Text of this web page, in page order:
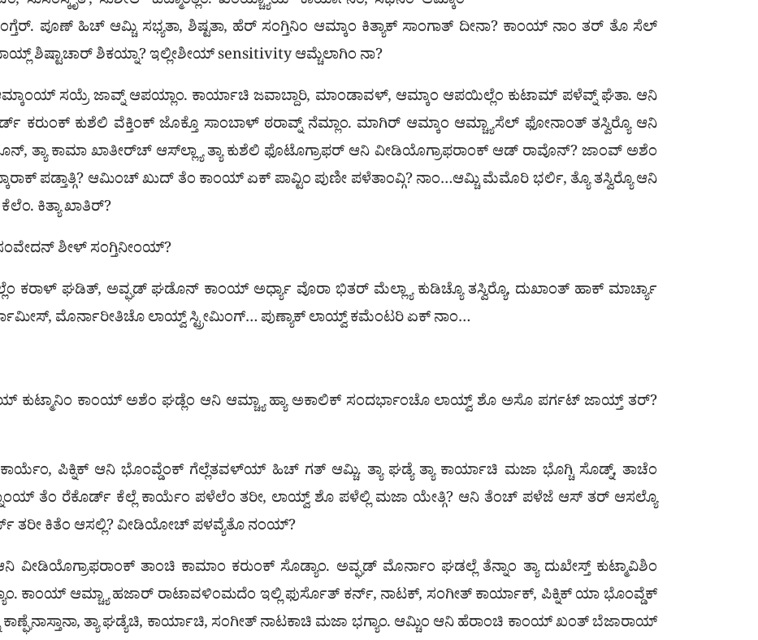
ಪೂಣ್ ಹಿಚ್ ಆಮ್ಚಿ ಸಭ್ಯತಾ, ಶಿಷ್ಟತಾ, ಹೆರ್ ಸಂಗ್ತಿನಿಂ ಆಮ್ಕಾಂ ಕಿತ್ಯಾಕ್ ಸಾಂಗಾತ್ ದೀನಾ? ಕಾಂಯ್ ನಾಂ ತರ್ ತೊ ಸೆಲ್
ಶಿಷ್ಟಾಚಾರ್ ಶಿಕಯ್ನಾ? ಇಲ್ಲೀಶೀಯ್ sensitivity ಆಮ್ಚೆಲಾಗಿಂ ನಾ?
ಸಯ್ರೆ ಜಾವ್ನ್ ಆಪಯ್ಲಾಂ. ಕಾರ್ಯಾಚಿ ಜವಾಬ್ದಾರಿ, ಮಾಂಡಾವಳ್, ಆಮ್ಕಾಂ ಆಪಯಿಲ್ಲೆಂ ಕುಟಾಮ್ ಪಳೆವ್ನ್ ಘೆತಾ. ಆನಿ
ಕರುಂಕ್ ಕುಶೆಲಿ ವೆಕ್ತಿಂಕ್ ಜೊಕ್ತೊ ಸಾಂಬಾಳ್ ಠರಾವ್ನ್ ನೆಮ್ಲಾಂ. ಮಾಗಿರ್ ಆಮ್ಕಾಂ ಆಮ್ಚ್ಯಾಸೆಲ್ ಫೋನಾಂತ್ ತಸ್ವಿರ‍್ಯೊ ಆನಿ
ಕಾಮಾ ಖಾತೀರ‍್‌ಚ್ ಆಸ್‌ಲ್ಲ್ಯಾ ತ್ಯಾ ಕುಶೆಲಿ ಫೊಟೊಗ್ರಾಫರ್ ಆನಿ ವೀಡಿಯೊಗ್ರಾಫರಾಂಕ್ ಆಡ್ ರಾವೊನ್? ಜಾಂವ್ ಅಶೆಂ
ಪಡ್ತಾತ್ಗಿ? ಆಮಿಂಚ್ ಖುದ್ ತೆಂ ಕಾಂಯ್ ಏಕ್ ಪಾವ್ಟಿಂ ಪುಣೀ ಪಳೆತಾಂವ್ಗಿ? ನಾಂ…ಆಮ್ಚಿ ಮೆಮೊರಿ ಭರ್ಲಿ, ತ್ಯೊ ತಸ್ವಿರ‍್ಯೊ ಆನಿ
ಕಿತ್ಯಾ ಖಾತಿರ್?
ಸಂವೇದನ್ ಶೀಳ್ ಸಂಗ್ತಿನೀಂಯ್?
ಕರಾಳ್ ಘಡಿತ್, ಅವ್ಘಡ್ ಘಡೊನ್ ಕಾಂಯ್ ಅರ್ಧ್ಯಾ ವೊರಾ ಭಿತರ್ ಮೆಲ್ಲ್ಯಾ ಕುಡಿಚ್ಯೊ ತಸ್ವಿರ‍್ಯೊ, ದುಖಾಂತ್ ಹಾಕ್ ಮಾರ್ಚ್ಯಾ
ಮೊರ್ನಾರೀತಿಚೊ ಲಾಯ್ವ್ ಸ್ಟ್ರೀಮಿಂಗ್… ಪುಣ್ಯಾಕ್ ಲಾಯ್ವ್ ಕಮೆಂಟರಿ ಏಕ್ ನಾಂ…
ಕುಟ್ಮಾನಿಂ ಕಾಂಯ್ ಅಶೆಂ ಘಡ್ಲೆಂ ಆನಿ ಆಮ್ಚ್ಯಾ ಹ್ಯಾ ಅಕಾಲಿಕ್ ಸಂದರ್ಭಾಂಚೊ ಲಾಯ್ವ್ ಶೊ ಅಸೊ ಪರ್ಗಟ್ ಜಾಯ್ತ್ ತರ್?
ಪಿಕ್ನಿಕ್ ಆನಿ ಭೊಂವ್ಡೆಂಕ್ ಗೆಲ್ಲೆತವಳ್‌ಯ್ ಹಿಚ್ ಗತ್ ಆಮ್ಚಿ. ತ್ಯಾ ಘಡ್ಯೆ ತ್ಯಾ ಕಾರ್ಯಾಚಿ ಮಜಾ ಭೊಗ್ಚಿ ಸೊಡ್ನ್, ತಾಚೆಂ
ತೆಂ ರೆಕೊರ್ಡ್ ಕೆಲ್ಲೆ ಕಾರ್ಯೆಂ ಪಳೆಲೆಂ ತರೀ, ಲಾಯ್ವ್ ಶೊ ಪಳೆಲ್ಲಿ ಮಜಾ ಯೇತ್ಗಿ? ಆನಿ ತೆಂಚ್ ಪಳೆಜೆ ಆಸ್‌ ತರ್ ಆಸಲ್ಯೊ
ತರೀ ಕಿತೆಂ ಆಸಲ್ಲಿ? ವೀಡಿಯೋಚ್ ಪಳವ್ಯೆತೊ ನಂಯ್?
ತಾಂಚಿ ಕಾಮಾಂ ಕರುಂಕ್ ಸೊಡ್ಯಾಂ. ಅವ್ಘಡ್ ಮೊರ್ನಾಂ ಘಡಲ್ಲೆ ತೆನ್ನಾಂ ತ್ಯಾ ದುಖೇಸ್ತ್ ಕುಟ್ಮಾವಿಶಿಂ
ಕಾಂಯ್ ಆಮ್ಚ್ಯಾ ಹಜಾರ್ ರಾಟಾವಳಿಂಮದೆಂ ಇಲ್ಲಿ ಫುರ್ಸೊತ್ ಕರ್ನ್, ನಾಟಕ್, ಸಂಗೀತ್ ಕಾರ್ಯಾಕ್, ಪಿಕ್ನಿಕ್ ಯಾ ಭೊಂವ್ಡೆಕ್
ಕಾಣ್ಘೆನಾಸ್ತಾನಾ, ತ್ಯಾ ಘಡ್ಯೆಚಿ, ಕಾರ್ಯಾಚಿ, ಸಂಗೀತ್ ನಾಟಕಾಚಿ ಮಜಾ ಭಗ್ಯಾಂ. ಆಮ್ಚಿಂ ಆನಿ ಹೆರಾಂಚಿ ಕಾಂಯ್ ಖಂತ್ ಬೆಜಾರಾಯ್